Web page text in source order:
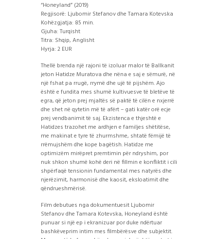
“Honeyland” (2019)
Regjisorë: Ljubomir Stefanov dhe Tamara Kotevska
Kohëzgjatja: 85 min.
Gjuha: Turqisht
Titra: Shqip, Anglisht
Hyrja: 2 EUR
Thellë brenda një rajoni të izoluar malor të Ballkanit
jeton Hatidze Muratova dhe nëna e saj e sëmurë, në
një fshat pa rrugë, rrymë dhe ujë të pijshëm. Ajo
është e fundita mes shumë kultivuesve të bletëve të
egra, që jeton prej mjaltës së paktë të cilën e nxjerrë
dhe shet në qytetin më të afërt – gati katër orë ecje
prej vendbanimit të saj. Ekzistenca e thjeshtë e
Hatidzes trazohet me ardhjen e familjes shëtitëse,
me makinat e tyre të zhurmshme, shtatë fëmijë të
rrëmujshëm dhe kope bagëtish. Hatidze me
optimizëm mirëpret premtimin për ndryshim, por
nuk shkon shumë kohë deri në fillmin e konfliktit i cili
shpërfaqë tensionin fundamental mes natyrës dhe
njerëzimit, harmonisë dhe kaosit, eksloatimit dhe
qëndrueshmërisë.
Film debutues nga dokumentuesit Ljubomir
Stefanov dhe Tamara Kotevska, Honeyland është
punuar si një ep i ekranizuar por duke ndërtuar
bashkëveprim intim mes filmbërësve dhe subjektit.